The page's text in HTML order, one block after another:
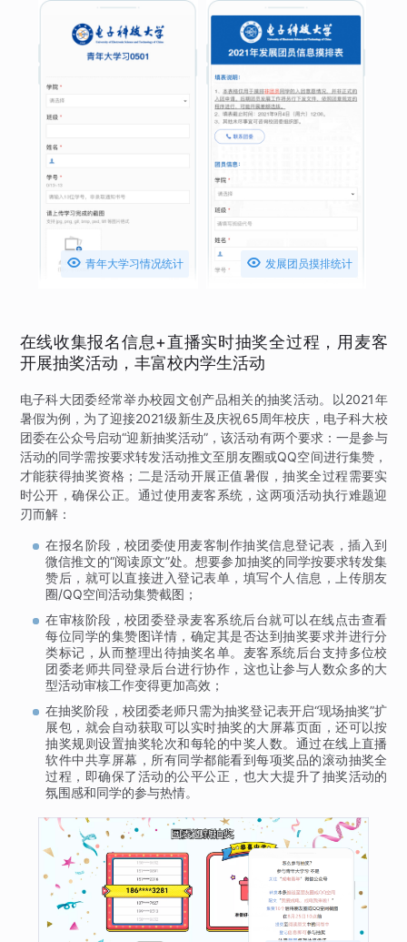
 青年大学习情况统计  发展团员摸排统计
在线收集报名信息+直播实时抽奖全过程，用麦客
开展抽奖活动，丰富校内学生活动
电子科大团委经常举办校园文创产品相关的抽奖活动。以2021年
暑假为例，为了迎接2021级新生及庆祝65周年校庆，电子科大校
团委在公众号启动“迎新抽奖活动”，该活动有两个要求：一是参与
活动的同学需按要求转发活动推文至朋友圈或QQ空间进行集赞，
才能获得抽奖资格；二是活动开展正值暑假，抽奖全过程需要实
时公开，确保公正。通过使用麦客系统，这两项活动执行难题迎
刃而解：
在报名阶段，校团委使用麦客制作抽奖信息登记表，插入到
微信推文的“阅读原文”处。想要参加抽奖的同学按要求转发集
赞后，就可以直接进入登记表单，填写个人信息，上传朋友
圈/QQ空间活动集赞截图；
在审核阶段，校团委登录麦客系统后台就可以在线点击查看
每位同学的集赞图详情，确定其是否达到抽奖要求并进行分
类标记，从而整理出待抽奖名单。麦客系统后台支持多位校
团委老师共同登录后台进行协作，这也让参与人数众多的大
型活动审核工作变得更加高效；
在抽奖阶段，校团委老师只需为抽奖登记表开启“现场抽奖”扩
展包，就会自动获取可以实时抽奖的大屏幕页面，还可以按
抽奖规则设置抽奖轮次和每轮的中奖人数。通过在线上直播
软件中共享屏幕，所有同学都能看到每项奖品的滚动抽奖全
过程，即确保了活动的公平公正，也大大提升了抽奖活动的
氛围感和同学的参与热情。